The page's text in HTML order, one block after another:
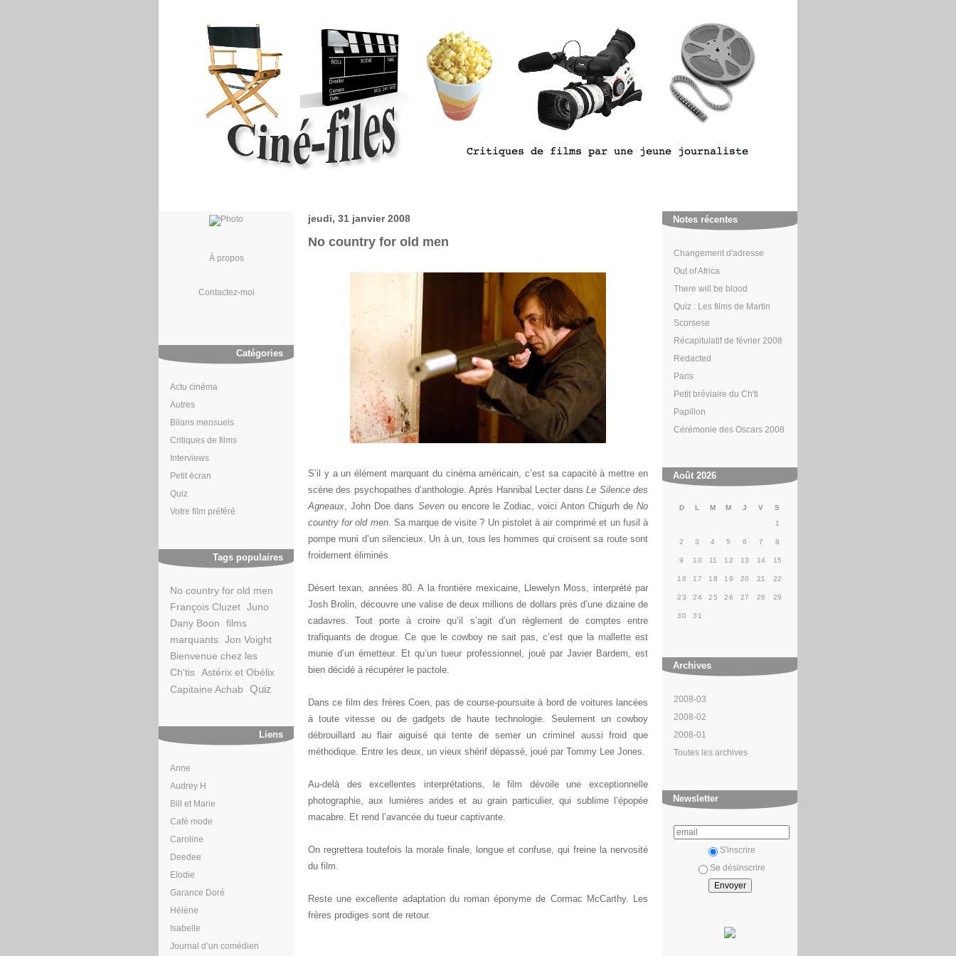
À propos
Contactez-moi
Catégories
Actu cinéma
Autres
Bilans mensuels
Critiques de films
Interviews
Petit écran
Quiz
Votre film préféré
Tags populaires
No country for old men
François Cluzet Juno
Dany Boon
films
marquants Jon Voight
Bienvenue chez les
Ch'tis Astérix et Obélix
Capitaine Achab
Quiz
Liens
Anne
Audrey H
Bill et Marie
Café mode
Caroline
Deedee
Elodie
Garance Doré
Hélène
Isabelle
Journal d’un comédien
Notes récentes
Changement d'adresse
Out of Africa
There will be blood
Quiz : Les films de Martin
Scorsese
Récapitulatif de février 2008
Redacted
Paris
Petit bréviaire du Ch'ti
Papillon
Cérémonie des Oscars 2008
Août 2026
D L M M J V
S
1
2 3 4 5 6 7 8
9 10 11 12 13 14 15
16 17 18 19 20 21 22
23 24 25 26 27 28 29
30 31
Archives
2008-03
2008-02
2008-01
Toutes les archives
Newsletter
S'inscrire
Se désinscrire
jeudi, 31 janvier 2008
No country for old men
S’il y a un élément marquant du cinéma américain, c’est sa capacité à mettre en
scène des psychopathes d’anthologie. Après Hannibal Lecter dansLe Silence des
Agneaux , John Doe dans Sevenou encore le Zodiac, voici Anton Chigurh deNo
country for old men. Sa marque de visite ? Un pistolet à air comprimé et un fusil à
pompe muni d’un silencieux. Un à un, tous les hommes qui croisent sa route sont
froidement éliminés.
Désert texan, années 80. A la frontière mexicaine, Llewelyn Moss, interprété par
Josh Brolin, découvre une valise de deux millions de dollars près d’une dizaine de
cadavres. Tout porte à croire qu’il s’agit d’un règlement de comptes entre
trafiquants de drogue. Ce que le cowboy ne sait pas, c’est que la mallette est
munie d’un émetteur. Et qu’un tueur professionnel, joué par Javier Bardem, est
bien décidé à récupérer le pactole.
Dans ce film des frères Coen, pas de course-poursuite à bord de voitures lancées
à toute vitesse ou de gadgets de haute technologie. Seulement un cowboy
débrouillard au flair aiguisé qui tente de semer un criminel aussi froid que
méthodique. Entre les deux, un vieux shérif dépassé, joué par Tommy Lee Jones.
Au-delà des excellentes interprétations, le film dévoile une exceptionnelle
photographie, aux lumières arides et au grain particulier, qui sublime l’épopée
macabre. Et rend l’avancée du tueur captivante.
On regrettera toutefois la morale finale, longue et confuse, qui freine la nervosité
du film.
Reste une excellente adaptation du roman éponyme de Cormac McCarthy. Les
frères prodiges sont de retour.